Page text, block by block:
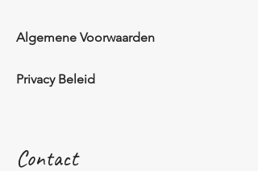
Algemene Voorwaarden
Privacy Beleid
Contact